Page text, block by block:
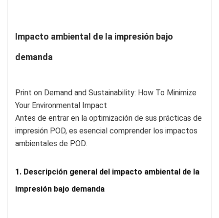
Impacto ambiental de la impresión bajo
demanda
Antes de entrar en la optimización de sus prácticas de
impresión POD, es esencial comprender los impactos
ambientales de POD.
1. Descripción general del impacto ambiental de la
impresión bajo demanda